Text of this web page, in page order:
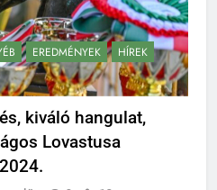
EREDMÉNYEK
HÍREK
kiváló hangulat,
Lovastusa